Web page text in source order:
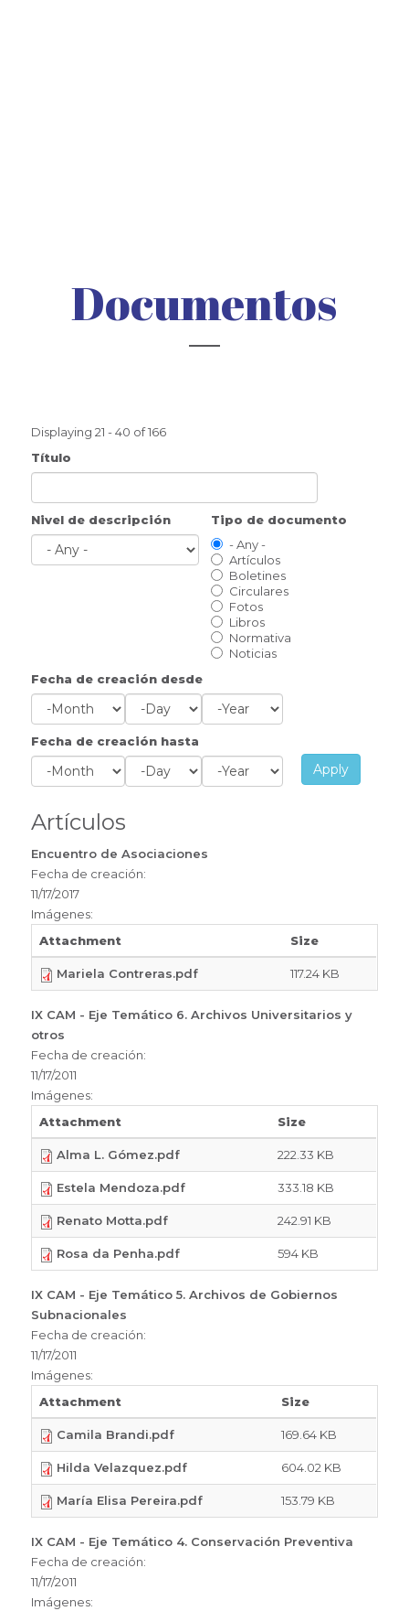
Documentos
Displaying 21 - 40 of 166
Título
Nivel de descripción
Tipo de documento
- Any -
Artículos
Boletines
Circulares
Fotos
Libros
Normativa
Noticias
Fecha de creación desde
Month Day
Fecha de creación hasta
Apply
Artículos
Encuentro de Asociaciones
Fecha de creación:
11/17/2017
Imágenes:
Attachment
Size
Mariela Contreras.pdf 117.24 KB
IX CAM - Eje Temático 6. Archivos Universitarios y
otros
Fecha de creación:
11/17/2011
Imágenes:
Attachment
Size
Alma L. Gómez.pdf 222.33 KB
Estela Mendoza.pdf 333.18 KB
Renato Motta.pdf 242.91 KB
Rosa da Penha.pdf 594 KB
IX CAM - Eje Temático 5. Archivos de Gobiernos
Subnacionales
Fecha de creación:
11/17/2011
Imágenes:
Attachment
Size
Camila Brandi.pdf 169.64 KB
Hilda Velazquez.pdf 604.02 KB
María Elisa Pereira.pdf 153.79 KB
IX CAM - Eje Temático 4. Conservación Preventiva
Fecha de creación:
11/17/2011
Imágenes: